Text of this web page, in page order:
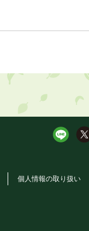
個人情報の取り扱い